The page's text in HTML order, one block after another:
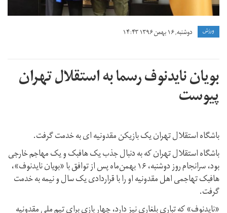
ورزش دوشنبه, ۱۶ بهمن ۱۳۹۶ ۱۴:۴۳
بویان نایدنوف رسما به استقلال تهران
پیوست
باشگاه استقلال تهران یک بازیکن مقدونیه ای به خدمت گرفت.
باشگاه استقلال تهران که به دنبال جذب یک هافبک و یک مهاجم خارجی
بود، سرانجام روز دوشنبه، ۱۶ بهمن‌ماه پس از توافق با «بویان نایدنوف»،
هافبک تهاجمی اهل مقدونیه او را با قراردادی یک سال و نیمه به خدمت
گرفت.